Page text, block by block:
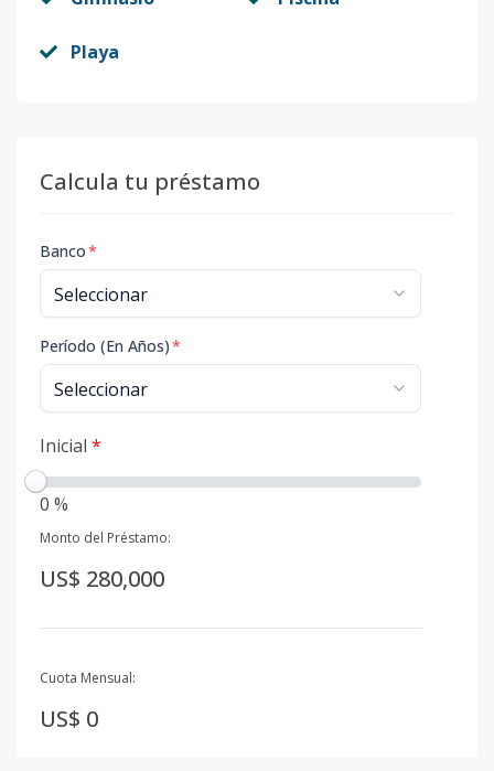
Playa
Calcula tu préstamo
Banco*
Período (En Años)*
Inicial *
0 %
Monto del Préstamo:
US$ 280,000
Cuota Mensual:
US$ 0